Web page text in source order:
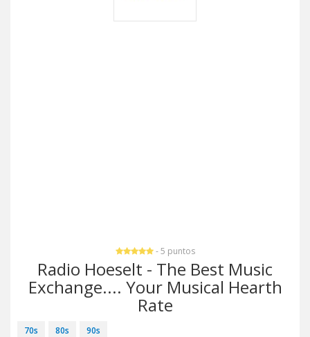
- 5 puntos
Radio Hoeselt - The Best Music
Exchange.... Your Musical Hearth
Rate
70s 80s
90s